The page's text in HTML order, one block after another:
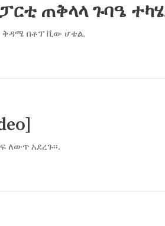
ጠቅላላ ጉባዔ
ቅዳሜ በቶፕ ቪው ሆቴል.
አደረጉ፡፡.